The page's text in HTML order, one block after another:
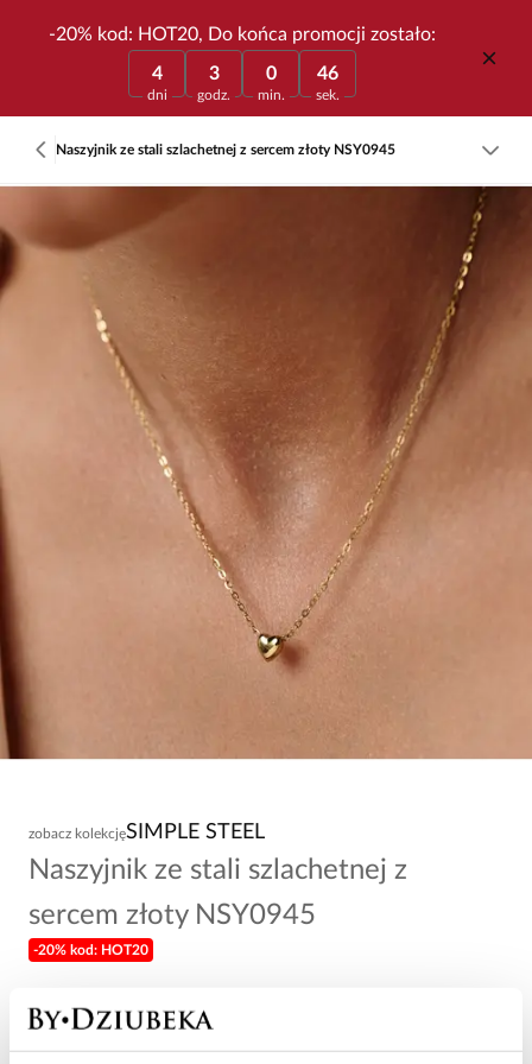
-20% kod: HOT20, Do końca promocji zostało:
4
dni
3
godz.
0
min.
46
sek.
Naszyjnik ze stali szlachetnej z sercem złoty NSY0945
zobacz kolekcjęSIMPLE STEEL
Naszyjnik ze stali szlachetnej z
sercem złoty NSY0945
-20% kod: HOT20
74,00 zł